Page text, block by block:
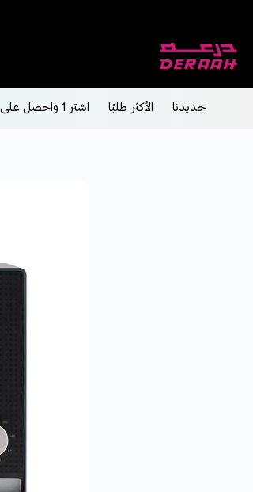
جديدنا الأكثر طلبًا اشتر 1 واحصل على 3 مجانا